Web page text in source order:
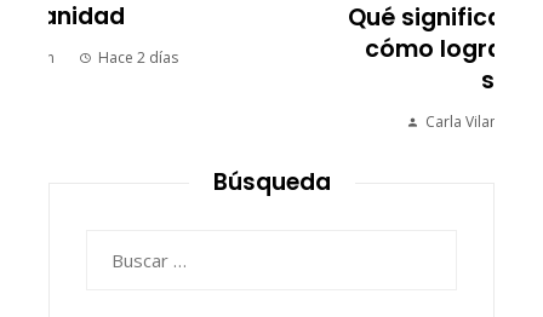
Qué significa comer saludable y
cómo lograr un estilo de vida
Búsqueda